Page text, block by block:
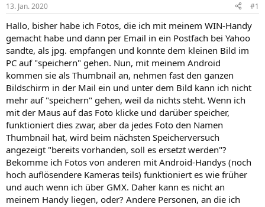
e
r
t
a
13. Jan. 2020 #1
Hallo, bisher habe ich Fotos, die ich mit meinem WIN-Handy
gemacht habe und dann per Email in ein Postfach bei Yahoo
sandte, als jpg. empfangen und konnte dem kleinen Bild im
PC auf "speichern" gehen. Nun, mit meinem Android
kommen sie als Thumbnail an, nehmen fast den ganzen
Bildschirm in der Mail ein und unter dem Bild kann ich nicht
mehr auf "speichern" gehen, weil da nichts steht. Wenn ich
mit der Maus auf das Foto klicke und darüber speicher,
funktioniert dies zwar, aber da jedes Foto den Namen
Thumbnail hat, wird beim nächsten Speicherversuch
angezeigt "bereits vorhanden, soll es ersetzt werden"?
Bekomme ich Fotos von anderen mit Android-Handys (noch
hoch auflösendere Kameras teils) funktioniert es wie früher
und auch wenn ich über GMX. Daher kann es nicht an
meinem Handy liegen, oder? Andere Personen, an die ich